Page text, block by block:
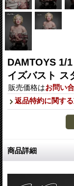
DAMTOYS 1/
イズバスト ス
販売価格はお問い
返品特約に関す
商品詳細